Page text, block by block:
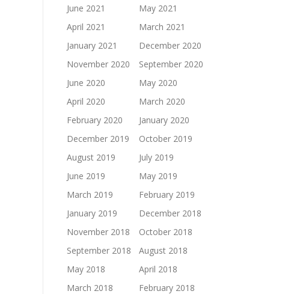
June 2021
May 2021
April 2021
March 2021
January 2021
December 2020
November 2020
September 2020
June 2020
May 2020
April 2020
March 2020
February 2020
January 2020
December 2019
October 2019
August 2019
July 2019
June 2019
May 2019
March 2019
February 2019
January 2019
December 2018
November 2018
October 2018
September 2018
August 2018
May 2018
April 2018
March 2018
February 2018